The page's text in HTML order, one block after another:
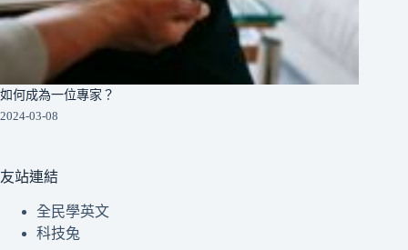
如何成為一位專家？
2024-03-08
友站連結
全民學英文
科技兔